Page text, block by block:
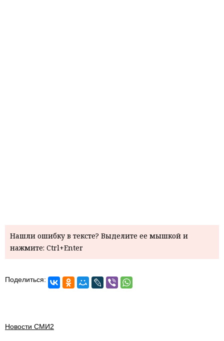
Нашли ошибку в тексте? Выделите ее мышкой и
нажмите: Ctrl+Enter
Поделиться:
Новости СМИ2